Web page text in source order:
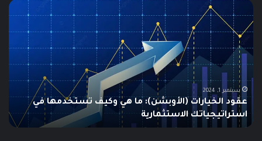
مطالبات
البطالة
في
الولايات
المتحدة
تنخفض
إلى
أدنى
مستوى
منذ
مايو
سبتمبر 19, 2024
مطالبات البطالة في الولايات المتحدة تنخفض إلى أدنى
مستوى منذ مايو وسط سوق عمل قوي